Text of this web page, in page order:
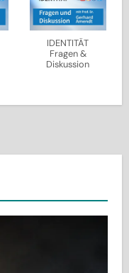
IDENTITÄT
Fragen &
Diskussion